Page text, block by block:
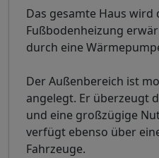
Das gesamte Haus wird
Fußbodenheizung
durch eine
Der Außenbereich ist
angelegt. Er überzeugt
und eine großzügige
verfügt ebenso über
Fahrzeuge.